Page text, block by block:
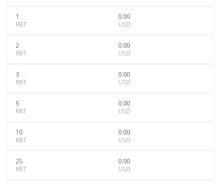
1
RBT
0.00
USD
2
RBT
0.00
USD
3
RBT
0.00
USD
5
RBT
0.00
USD
10
RBT
0.00
USD
25
RBT
0.00
USD